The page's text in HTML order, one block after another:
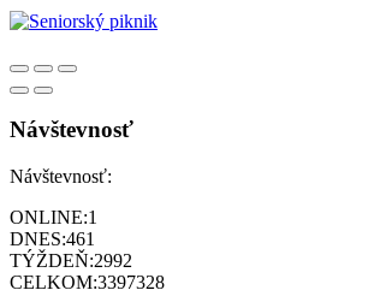
Návštevnosť
Návštevnosť:
ONLINE:1
DNES:461
TÝŽDEŇ:2992
CELKOM:3397328